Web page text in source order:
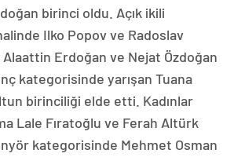
birinci oldu. Açık ikili
Ilko Popov ve Radoslav
Erdoğan ve Nejat Özdoğan
kategorisinde yarışan Tuana
birinciliği elde etti. Kadınlar
Lale Fıratoğlu ve Ferah Altürk
kategorisinde Mehmet Osman